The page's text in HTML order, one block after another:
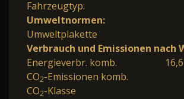
Fahrzeugtyp:
Umweltnormen:
Umweltplakette
Verbrauch und Emissionen nach
Energieverbr. komb.
CO2-Emissionen komb.
CO2-Klasse